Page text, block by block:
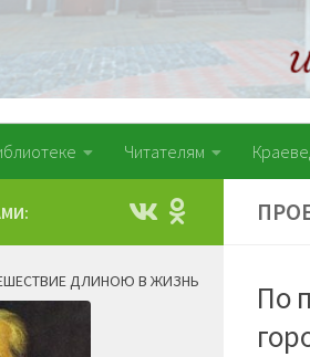
Читателям
По
ДЛИНОЮ В ЖИЗНЬ